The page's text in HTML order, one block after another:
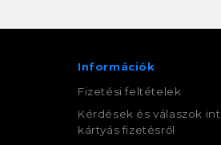
Információk
Fizetési feltételek
Kérdések és válaszok
kártyás fizetésről